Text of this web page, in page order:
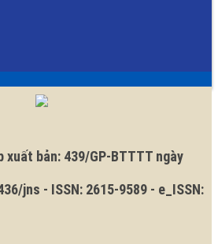
439/GP-BTTTT ngày
- ISSN: 2615-9589 - e_ISSN: